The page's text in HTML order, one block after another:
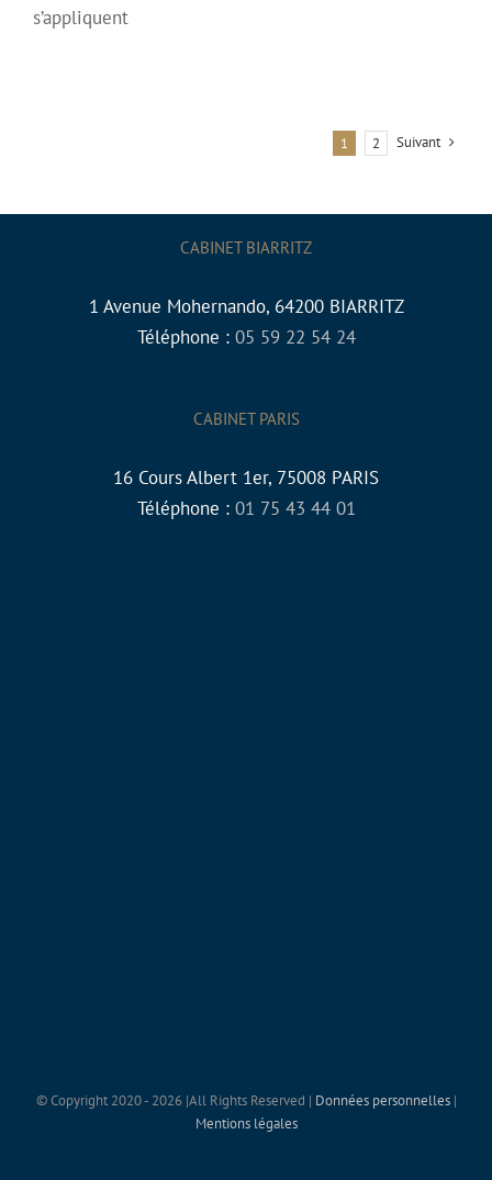
s’appliquent
1 2 Suivant
CABINET BIARRITZ
1 Avenue Mohernando, 64200 BIARRITZ
Téléphone : 05 59 22 54 24
CABINET PARIS
16 Cours Albert 1er, 75008 PARIS
Téléphone : 01 75 43 44 01
© Copyright 2020 - 2026 |All Rights Reserved | Données personnelles|
Mentions légales